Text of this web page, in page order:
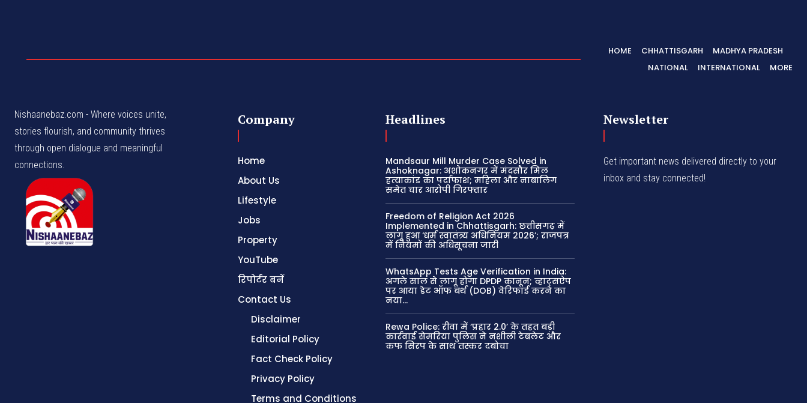
HOME CHHATTISGARH
MADHYA PRADESH
NATIONAL
INTERNATIONAL MORE
Nishaanebaz.com - Where voices unite,
stories flourish, and community thrives
through open dialogue and meaningful
connections.
Company
Home
About Us
Lifestyle
Jobs
Property
YouTube
रिपोर्टर बनें
Contact Us
Disclaimer
Editorial Policy
Fact Check Policy
Privacy Policy
Terms and Conditions
Headlines
Mandsaur Mill Murder Case Solved in
Ashoknagar: अशोकनगर में मंदसौर मिल
हत्याकांड का पर्दाफाश; महिला और नाबालिग
समेत चार आरोपी गिरफ्तार
Freedom of Religion Act 2026
Implemented in Chhattisgarh: छत्तीसगढ़ में
लागू हुआ ‘धर्म स्वातंत्र्य अधिनियम 2026’; राजपत्र
में नियमों की अधिसूचना जारी
WhatsApp Tests Age Verification in India:
अगले साल से लागू होगा DPDP कानून; व्हाट्सऐप
पर आया डेट ऑफ बर्थ (DOB) वेरिफाई करने का
नया...
Rewa Police: रीवा में ‘प्रहार 2.0’ के तहत बड़ी
कार्रवाई सेमरिया पुलिस ने नशीली टेबलेट और
कफ सिरप के साथ तस्कर दबोचा
Newsletter
Get important news delivered directly to your
inbox and stay connected!